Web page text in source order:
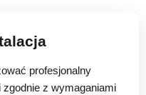
profesjonalny
z wymaganiami